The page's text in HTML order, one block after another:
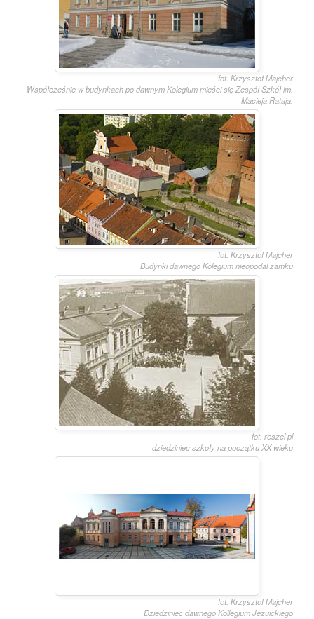
fot. Krzysztof Majcher
Współcześnie w budynkach po dawnym Kolegium mieści się Zespół Szkół im.
Macieja Rataja.
fot. Krzysztof Majcher
Budynki dawnego Kolegium nieopodal zamku
fot. reszel pl
dziedziniec szkoły na początku XX wieku
fot. Krzysztof Majcher
Dziedziniec dawnego Kollegium Jezuickiego